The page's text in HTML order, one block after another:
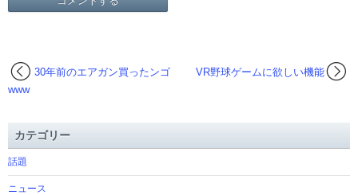
VR野球ゲームに欲しい機能
30年前のエアガン買ったンゴ
www
カテゴリー
話題
ニュース